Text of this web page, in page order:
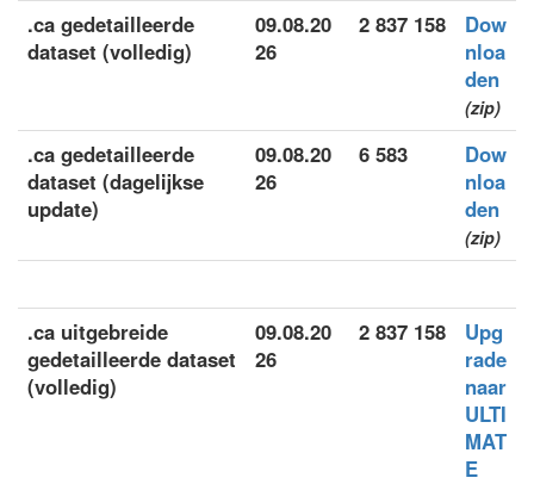
.ca gedetailleerde
dataset (volledig)
09.08.20
26
2 837 158
Dow
nloa
den
(zip)
.ca gedetailleerde
dataset (dagelijkse
update)
09.08.20
26
6 583
Dow
nloa
den
(zip)
.ca uitgebreide
gedetailleerde dataset
(volledig)
09.08.20
26
2 837 158
Upg
rade
naar
ULTI
MAT
E